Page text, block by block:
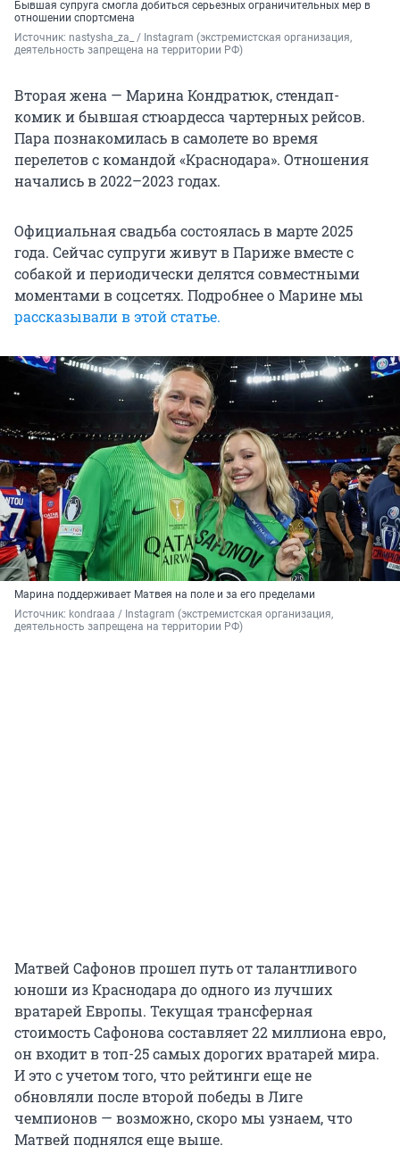
Бывшая супруга смогла добиться серьезных ограничительных мер в
отношении спортсмена
Источник: nastysha_za_ / Instagram (экстремистская организация,
деятельность запрещена на территории РФ)
Вторая жена — Марина Кондратюк, стендап-
комик и бывшая стюардесса чартерных рейсов.
Пара познакомилась в самолете во время
перелетов с командой «Краснодара». Отношения
начались в 2022–2023 годах.
Официальная свадьба состоялась в марте 2025
года. Сейчас супруги живут в Париже вместе с
собакой и периодически делятся совместными
моментами в соцсетях. Подробнее о Марине мы
рассказывали в этой статье.
Марина поддерживает Матвея на поле и за его пределами
Источник: kondraaa / Instagram (экстремистская организация,
деятельность запрещена на территории РФ)
Матвей Сафонов прошел путь от талантливого
юноши из Краснодара до одного из лучших
вратарей Европы. Текущая трансферная
стоимость Сафонова составляет 22 миллиона евро,
он входит в топ-25 самых дорогих вратарей мира.
И это с учетом того, что рейтинги еще не
обновляли после второй победы в Лиге
чемпионов — возможно, скоро мы узнаем, что
Матвей поднялся еще выше.